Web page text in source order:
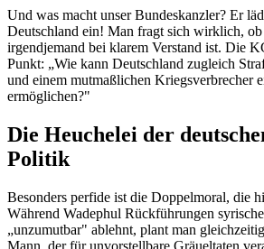
Und was macht unser Bundeskanzler? Er
Deutschland ein! Man fragt sich wirklich,
irgendjemand bei klarem Verstand ist. Die
Punkt: „Wie kann Deutschland zugleich
und einem mutmaßlichen Kriegsverbrecher
ermöglichen?"
Die Heuchelei der
Politik
Besonders perfide ist die Doppelmoral, die
Während Wadephul Rückführungen
„unzumutbar" ablehnt, plant man
Mann, der für unvorstellbare Gräueltaten